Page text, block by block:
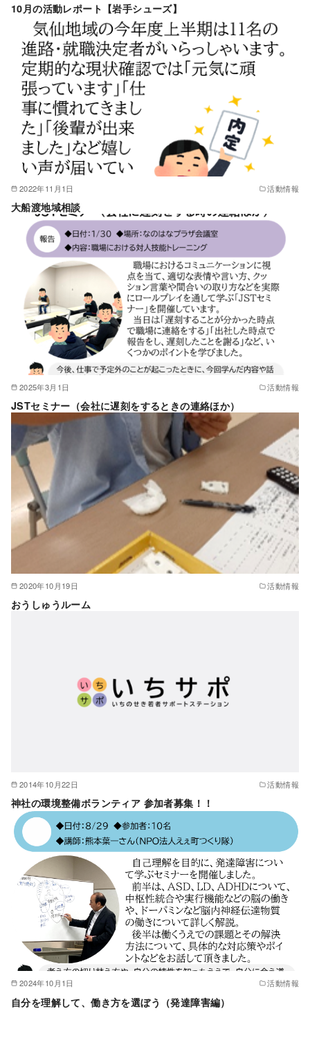
10月の活動レポート【岩手シューズ】
2022年11月1日 活動情報
大船渡地域相談
2025年3月1日 活動情報
JSTセミナー（会社に遅刻をするときの連絡ほか）
2020年10月19日 活動情報
おうしゅうルーム
2014年10月22日 活動情報
神社の環境整備ボランティア 参加者募集！！
2024年10月1日 活動情報
自分を理解して、働き方を選ぼう（発達障害編）